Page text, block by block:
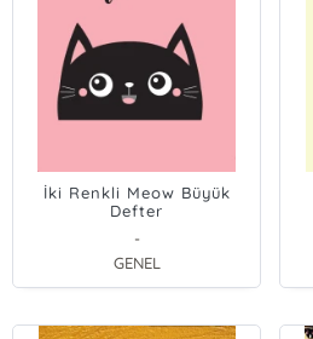
İki Renkli Meow Büyük
Defter
-
GENEL